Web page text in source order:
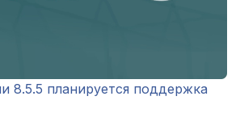
8.5.5 планируется поддержка